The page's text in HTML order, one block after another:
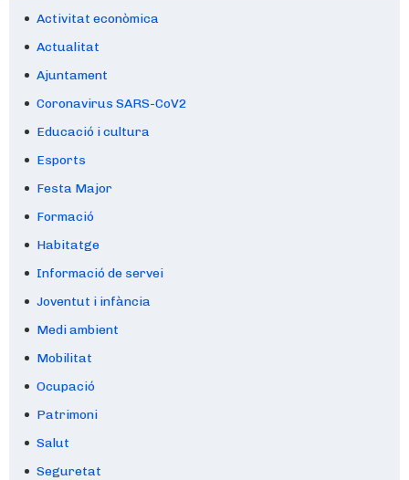
Activitat econòmica
Actualitat
Ajuntament
Coronavirus SARS-CoV2
Educació i cultura
Esports
Festa Major
Formació
Habitatge
Informació de servei
Joventut i infància
Medi ambient
Mobilitat
Ocupació
Patrimoni
Salut
Seguretat